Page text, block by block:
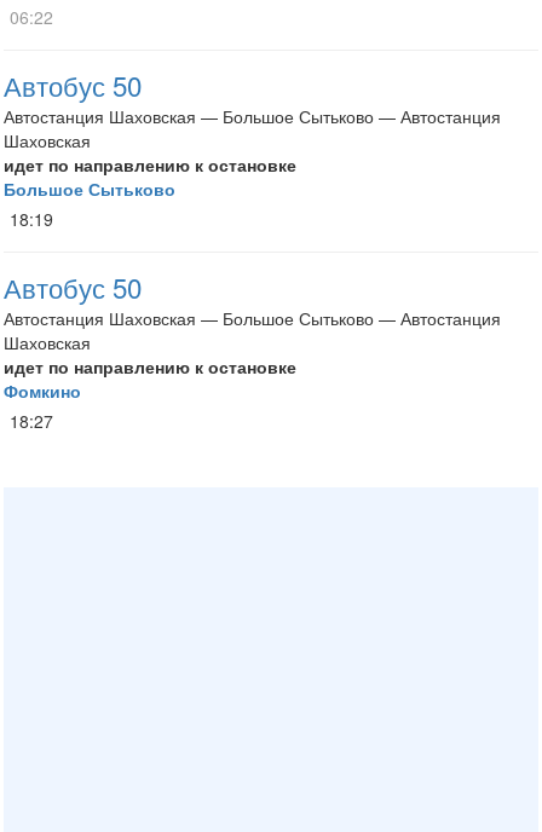
06:22
Автобус 50
Автостанция Шаховская — Большое Сытьково — Автостанция
Шаховская
идет по направлению к остановке
Большое Сытьково
18:19
Автобус 50
Автостанция Шаховская — Большое Сытьково — Автостанция
Шаховская
идет по направлению к остановке
Фомкино
18:27